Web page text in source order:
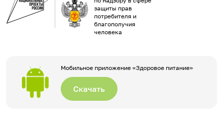
защиты прав
потребителя и
благополучия
человека
Мобильное приложение «Здоровое питание»
Скачать